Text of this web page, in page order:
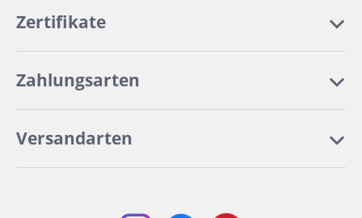
Zertifikate
Zahlungsarten
Versandarten